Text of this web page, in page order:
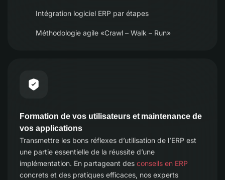
Intégration logiciel ERP par étapes
Méthodologie agile «Crawl – Walk – Run»
Formation de vos utilisateurs et maintenance de
vos applications
Transmettre les bons réflexes d’utilisation de l’ERP est
une partie essentielle de la réussite d’une
implémentation. En partageant des conseils en ERP
concrets et des pratiques efficaces, nos experts